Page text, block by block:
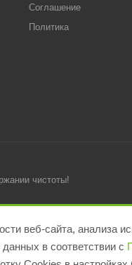
Соглашение
Политика
чистоты!
веб-сайта, анализа
в соответствии с